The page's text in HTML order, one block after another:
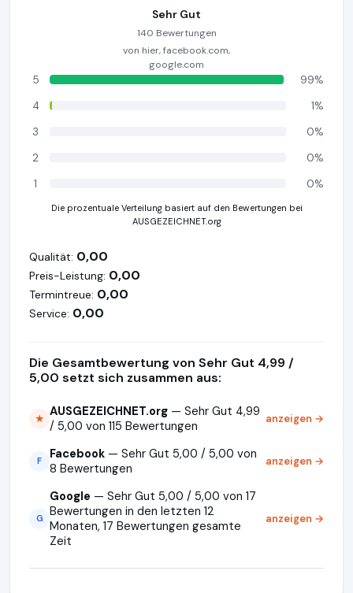
Sehr Gut
140 Bewertungen
von hier, facebook.com,
google.com
5
99%
4
1%
3
0%
2
0%
1
0%
Die prozentuale Verteilung basiert auf den Bewertungen bei
AUSGEZEICHNET.org
Qualität: 0,00
Preis-Leistung: 0,00
Termintreue: 0,00
Service: 0,00
Die Gesamtbewertung von Sehr Gut 4,99 /
5,00 setzt sich zusammen aus:
★ AUSGEZEICHNET.org — Sehr Gut 4,99
/ 5,00 von 115 Bewertungen
anzeigen →
F Facebook — Sehr Gut 5,00 / 5,00 von
8 Bewertungen
anzeigen →
G
Google — Sehr Gut 5,00 / 5,00 von 17
Bewertungen in den letzten 12
Monaten, 17 Bewertungen gesamte
Zeit
anzeigen →